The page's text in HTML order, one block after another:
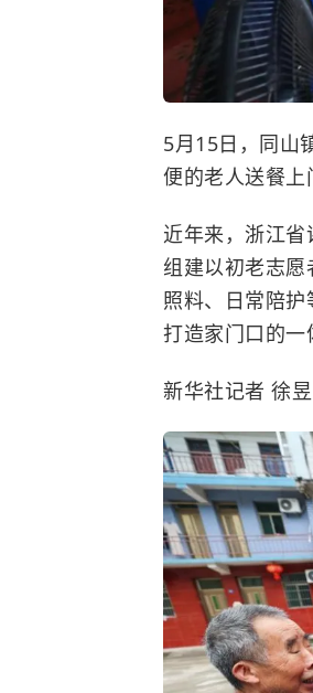
5月15日，同山
便的老人送餐上
近年来，浙江省
组建以初老志
照料、日常陪
打造家门口的一
新华社记者 徐